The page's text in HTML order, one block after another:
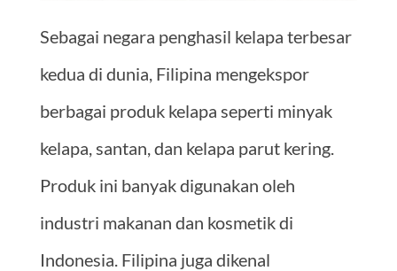
Sebagai negara penghasil kelapa terbesar
kedua di dunia, Filipina mengekspor
berbagai produk kelapa seperti minyak
kelapa, santan, dan kelapa parut kering.
Produk ini banyak digunakan oleh
industri makanan dan kosmetik di
Indonesia. Filipina juga dikenal